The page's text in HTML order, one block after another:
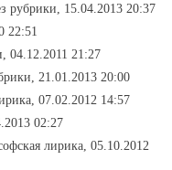
рубрики, 15.04.2013 20:37
22:51
04.12.2011 21:27
21.01.2013 20:00
07.02.2012 14:57
02:27
лирика, 05.10.2012